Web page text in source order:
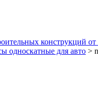
конструкций от
односкатные для авто >